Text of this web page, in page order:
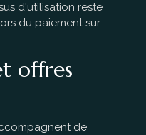
d'utilisation reste
du paiement sur
offres
de